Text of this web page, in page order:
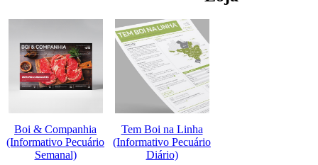
Boi & Companhia
(Informativo Pecuário
Semanal)
Tem Boi na Linha
(Informativo Pecuário
Diário)